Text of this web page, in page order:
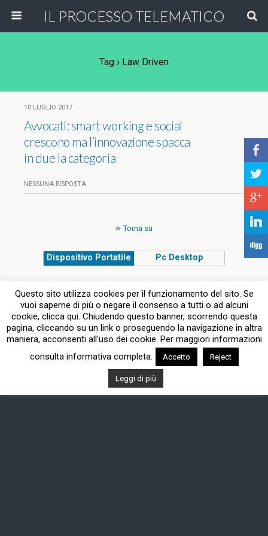
IL PROCESSO TELEMATICO
Tag › Law Driven
10 LUGLIO 2017
Avvocati: smart working e social
crescono ma l’innovazione spacca
in due la categoria
NESSUNA RISPOSTA
Torna su
Dispositivo Portatile Pc Desktop
Questo sito utilizza cookies per il funzionamento del sito. Se
vuoi saperne di più o negare il consenso a tutti o ad alcuni
cookie, clicca qui. Chiudendo questo banner, scorrendo questa
pagina, cliccando su un link o proseguendo la navigazione in altra
maniera, acconsenti all'uso dei cookie. Per maggiori informazioni
consulta informativa completa.
Accetto Reject
Leggi di più
b
a
c
j
F